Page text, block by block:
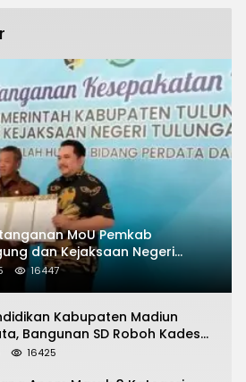
MoU Pemkab
dan Kejaksaan Negeri
Hukum
16447
Kabupaten Madiun
Bangunan SD Roboh Kades
Bangun Pakai Dana Pribadi
16425